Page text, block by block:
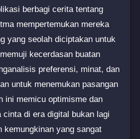
berbagi cerita tentang
mempertemukan mereka
yang seolah diciptakan untuk
kecerdasan buatan
preferensi, minat, dan
untuk menemukan pasangan
ini memicu optimisme dan
cinta di era digital bukan lagi
kemungkinan yang sangat